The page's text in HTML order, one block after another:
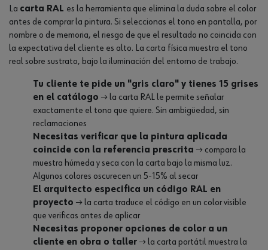
La carta RAL es la herramienta que elimina la duda sobre el color
antes de comprar la pintura. Si seleccionas el tono en pantalla, por
nombre o de memoria, el riesgo de que el resultado no coincida con
la expectativa del cliente es alto. La carta física muestra el tono
real sobre sustrato, bajo la iluminación del entorno de trabajo.
Tu cliente te pide un "gris claro" y tienes 15 grises
en el catálogo → la carta RAL le permite señalar
exactamente el tono que quiere. Sin ambigüedad, sin
reclamaciones
Necesitas verificar que la pintura aplicada
coincide con la referencia prescrita → compara la
muestra húmeda y seca con la carta bajo la misma luz.
Algunos colores oscurecen un 5-15% al secar
El arquitecto especifica un código RAL en
proyecto → la carta traduce el código en un color visible
que verificas antes de aplicar
Necesitas proponer opciones de color a un
cliente en obra o taller → la carta portátil muestra la